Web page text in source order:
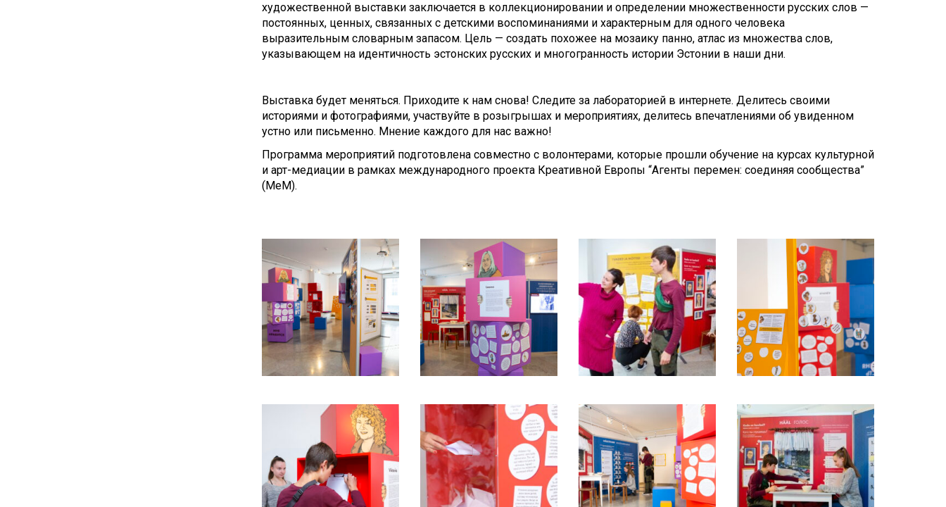
художественной выставки заключается в коллекционировании и определении множественности русских слов —
постоянных, ценных, связанных с детскими воспоминаниями и характерным для одного человека
выразительным словарным запасом. Цель — создать похожее на мозаику панно, атлас из множества слов,
указывающем на идентичность эстонских русских и многогранность истории Эстонии в наши дни.
Выставка будет меняться. Приходите к нам снова! Следите за лабораторией в интернете. Делитесь своими
историями и фотографиями, участвуйте в розыгрышах и мероприятиях, делитесь впечатлениями об увиденном
устно или письменно. Мнение каждого для нас важно!
Программа мероприятий подготовлена совместно с волонтерами, которые прошли обучение на курсах культурной
и арт-медиации в рамках международного проекта Креативной Европы “Агенты перемен: соединяя сообщества”
(MeM).